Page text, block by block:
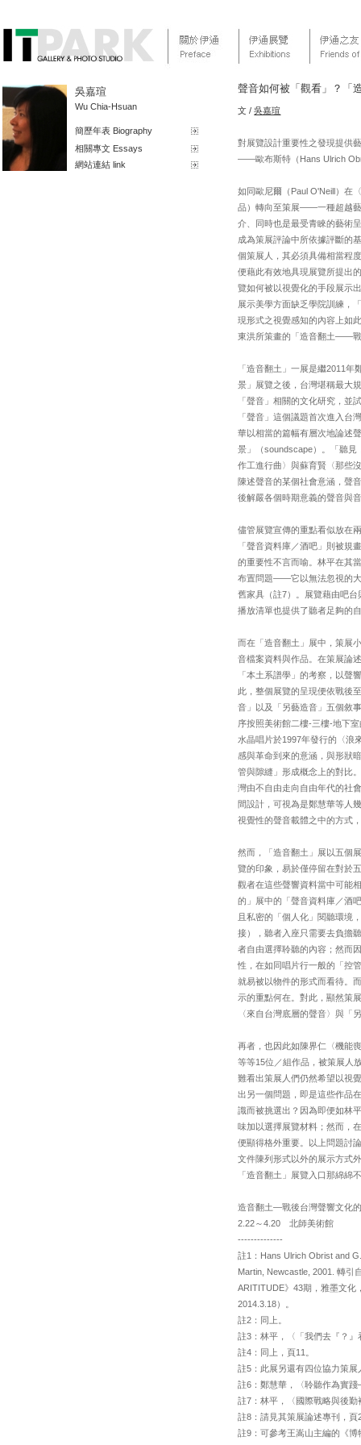
吳嘉瑄
Wu Chia-Hsuan
簡歷年表 Biography
相關專文 Essays
網站連結 link
聲音如何被「觀看」？「
文 /吳嘉瑄
對展覽設計重要性之發現提供
——歐布斯特（Hans Ulrich
如同歐尼爾（Paul O'Neill）在
品）轉向至策展——一種超越
介、同時也是最受青睞的藝術
成為策展評論中所依據評斷的
個策展人，其必須具備相當程
便藉此有效地具現展覽所提出
覽如何被以視覺化的手段展示
展示美學方面缺乏學院訓練，
現形式之視覺感知的內容上如
東洪所策畫的「造音翻土——戰
「造音翻土」一展是繼2011
景」展覽之後，台灣堪稱最大
「聲音」相關的文化研究，並
「聲音」這個議題首次進入
華以相當的篇幅有層次地論述
景」（soundscape）。「聽
作工進行曲〉與蘇育賢〈那些
陳述聲音的某個社會意涵，聲
後解嚴各個時期意義的聲音與
儘管展覽宣傳的重點看似放在
「聲音資料庫／酒吧」則被規
的重要性不言而喻。林平在其
布置問題——它以無法忽視的大
舊家具（註7）。展覽藉由吧
播放清單也提供了聽者足夠的
而在「造音翻土」展中，策展
音檔案資料與作品。在策展論
「本土系譜學」的考察，以聲
此，整個展覽的呈現便依戰後
音」以及「另藝造音」五個敘
序按照美術館二樓-三樓-地下
水晶唱片於1997年發行的〈浪
感與革命到來的意涵，與形狀
管與隙縫」形成概念上的對比
灣由不自由走向自由年代的社
間設計，可視為是鄭慧華等人
視覺性的聲音載體之中的方式
然而，「造音翻土」展以五個
覽的印象，易於僅停留在對於
觀者在這些聲響資料當中可能
的」展中的「聲音資料庫／酒
且私密的「個人化」閱聽環境
接），聽者入座只需要去負擔
者自由選擇聆聽的內容；然而
性，在如同唱片行一般的「控
就易被以物件的形式而看待。
示的重點何在。對此，顯然策
〈來自台灣底層的聲音〉與
再者，也因此如陳界仁〈機能
等等15位／組作品，被策展人
難看出策展人們仍然希望以視
出另一個問題，即是這些作品
識而被挑選出？因為即便如林
味加以選擇展覽材料；然而，
便顯得格外重要。以上問題討
文件陳列形式以外的展示方式
「造音翻土」展覽入口那綿綿
造音翻土—戰後台灣聲響文化
2.22～4.20 北師美術館
--------------
註1：Hans Ulrich Obrist and
Martin, Newcastle, 2001. 轉引
ARITITUDE》43期，雅墨文化
2014.3.18）。
註2：同上。
註3：林平，〈「我們去『？
註4：同上，頁11。
註5：此展另還有四位協力策
註6：鄭慧華，〈聆聽作為實
註7：林平，〈國際戰略與後
註8：請見其策展論述專刊，頁
註9：可參考王嵩山主編的《